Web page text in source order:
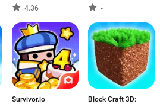
4.36
-
Survivor.io
Block Craft 3D: